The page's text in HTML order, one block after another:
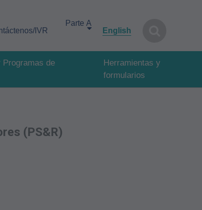
IVR
English
Programas de
Herramientas y
formularios
(PS&R)